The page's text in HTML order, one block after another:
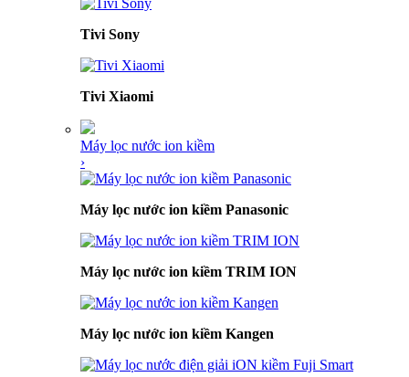
Tivi Sony
Tivi Xiaomi
Máy lọc nước ion kiềm
›
Máy lọc nước ion kiềm Panasonic
Máy lọc nước ion kiềm TRIM ION
Máy lọc nước ion kiềm Kangen